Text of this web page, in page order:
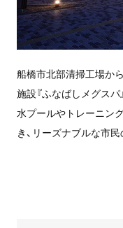
船橋市北部清掃工場か
施設『ふなばしメグスパ
水プールやトレーニン
き、リーズナブルな市